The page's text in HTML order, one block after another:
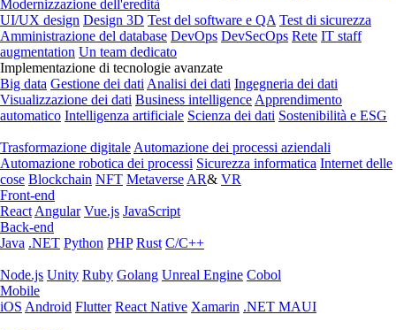
Modernizzazione dell'eredità
UI/UX design Design 3D Test del software e QA Test di sicurezza
Amministrazione del database DevOps DevSecOps Rete IT staff
augmentation Un team dedicato
Implementazione di tecnologie avanzate
Big data Gestione dei dati Analisi dei dati Ingegneria dei dati
Visualizzazione dei dati Business intelligence Apprendimento
automatico Intelligenza artificiale Scienza dei dati Sostenibilità e ESG
Trasformazione digitale Automazione dei processi aziendali
Automazione robotica dei processi Sicurezza informatica Internet delle
cose Blockchain NFT Metaverse AR& VR
Front-end
React Angular Vue.js JavaScript
Back-end
Java .NET Python PHP Rust C/C++
Node.js Unity Ruby Golang Unreal Engine Cobol
Mobile
iOS Android Flutter React Native Xamarin .NET MAUI